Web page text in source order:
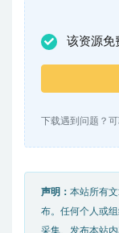
该资源免
下载遇到问题？
声明： 本站所有
布。任何个人或
采集、发布本站